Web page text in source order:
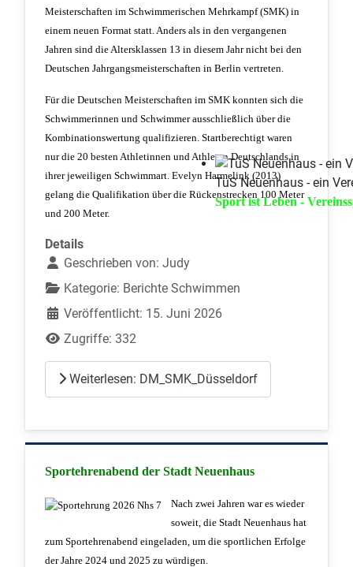
TuS Neuenhaus - ein
Sport ist Leben -
Meisterschaften im Schwimmerischen Mehrkampf (SMK) in
einem neuen Format statt. Anders als in den vergangenen
Jahren sind die Altersklassen 13 in diesem Jahr nicht bei den
Deutschen Jahrgangsmeisterschaften in Berlin vertreten.
Für die Deutschen Meisterschaften im SMK konnten sich die
Schwimmerinnen und Schwimmer ausschließlich über die
Kombinationswertung qualifizieren. Startberechtigt waren
nur die 20 besten Athletinnen und Athleten Deutschlands in
ihrer jeweiligen Schwimmart. Evelyn Harmelink (2013)
gelang die Qualifikation über die Rückenstrecken 100 Meter
und 200 Meter.
Details
Geschrieben von: Judy
Kategorie: Berichte Schwimmen
Veröffentlicht: 15. Juni 2026
Zugriffe: 332
Weiterlesen: DM_SMK_Düsseldorf
Sportehrenabend der Stadt Neuenhaus
Nach zwei Jahren war es wieder
soweit, die Stadt Neuenhaus hat
zum Sportehrenabend eingeladen, um die sportlichen Erfolge
der Jahre 2024 und 2025 zu würdigen.